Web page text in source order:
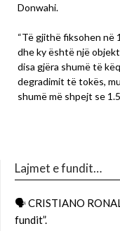
Donwahi.
“Të gjithë fiksohen në
dhe ky është një
disa gjëra shumë të
degradimit të tokës,
shumë më shpejt se
Lajmet e fundit…
🗣 CRISTIANO
fundit”.